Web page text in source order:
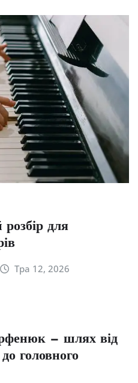
для
Тра 12, 2026
— шлях від
головного